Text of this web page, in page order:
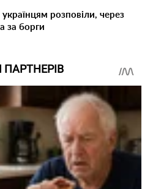
розповіли, через
за борги